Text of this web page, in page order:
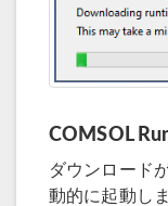
COMSOL
ダウンロード
動的に起動し